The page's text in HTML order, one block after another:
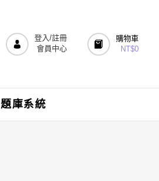
登入/註冊
會員中心
購物車
NT$0
題庫系統